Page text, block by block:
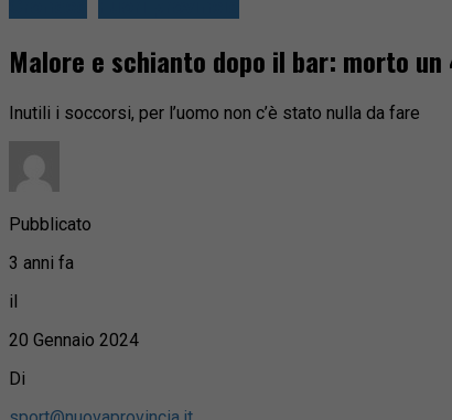
Malore e schianto dopo il bar: morto un
Inutili i soccorsi, per l’uomo non c’è stato nulla da fare
Pubblicato
3 anni fa
il
20 Gennaio 2024
Di